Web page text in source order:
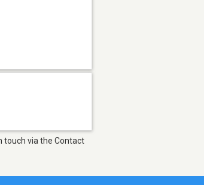
touch via the Contact